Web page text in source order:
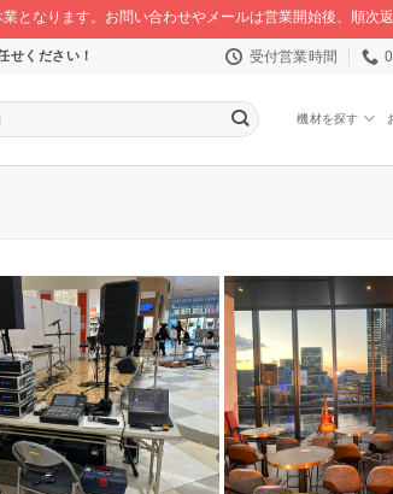
となります。お問い合わせやメールは営業開始後、順次
せください！ 受付営業時間
機材を探す